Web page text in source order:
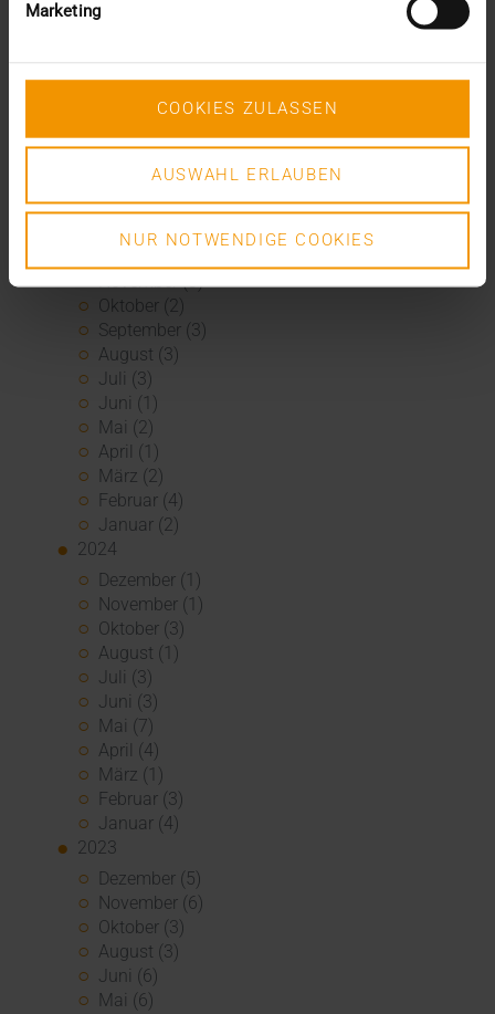
Marketing
COOKIES ZULASSEN
AUSWAHL ERLAUBEN
NUR NOTWENDIGE COOKIES
2026
Juni (4)
März (1)
Februar (2)
Januar (5)
Oktober (2)
September (3)
August (3)
Juli (3)
Juni (1)
Mai (2)
April (1)
März (2)
Februar (4)
Januar (2)
2024
Dezember (1)
November (1)
Oktober (3)
August (1)
Juli (3)
Juni (3)
Mai (7)
April (4)
März (1)
Februar (3)
Januar (4)
2023
Dezember (5)
November (6)
Oktober (3)
August (3)
Juni (6)
Mai (6)